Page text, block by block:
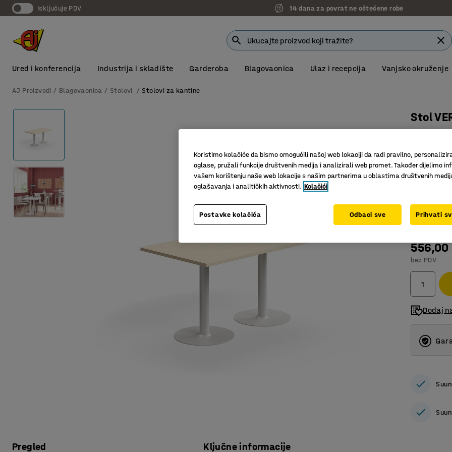
Isključuje PDV 14 dana za povrat ne oštećene robe
Ured i konferencija Industrija i skladište Garderoba Blagovaonica Ulaz i recepcija Vanjsko okruženje
AJ Proizvodi Blagovaonica Stolovi Stolovi za kantine
Pregled Ključne informacije
Stol
Izdržljiv
Za
Boja
556,00
bez PDV
Dodaj
Koristimo kolačiće da bismo omogućili našoj web lokaciji da radi pravilno,
oglase, pružali funkcije društvenih medija i analizirali web promet. Također dijelimo
vašem korištenju naše web lokacije s našim partnerima u oblastima društvenih
oglašavanja i analitičkih aktivnosti. Kolačići
Postavke kolačića Odbaci sve Prihvati